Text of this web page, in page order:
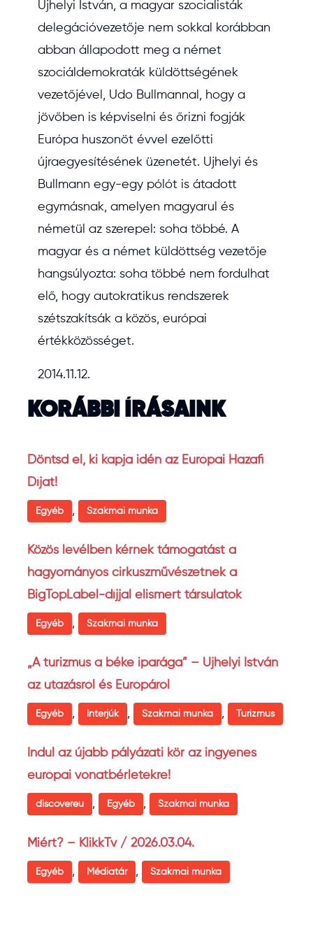
Ujhelyi István, a magyar szocialisták
delegációvezetője nem sokkal korábban
abban állapodott meg a német
szociáldemokraták küldöttségének
vezetőjével, Udo Bullmannal, hogy a
jövőben is képviselni és őrizni fogják
Európa huszonöt évvel ezelőtti
újraegyesítésének üzenetét. Ujhelyi és
Bullmann egy-egy pólót is átadott
egymásnak, amelyen magyarul és
németül az szerepel: soha többé. A
magyar és a német küldöttség vezetője
hangsúlyozta: soha többé nem fordulhat
elő, hogy autokratikus rendszerek
szétszakítsák a közös, európai
értékközösséget.
2014.11.12.
KORÁBBI ÍRÁSAINK
Döntsd el, ki kapja idén az Európai Hazafi
Díjat!
Egyéb , Szakmai munka
Közös levélben kérnek támogatást a
hagyományos cirkuszművészetnek a
BigTopLabel-díjjal elismert társulatok
Egyéb , Szakmai munka
„A turizmus a béke iparága” – Ujhelyi István
az utazásról és Európáról
Egyéb , Interjúk , Szakmai munka , Turizmus
Indul az újabb pályázati kör az ingyenes
európai vonatbérletekre!
discovereu , Egyéb , Szakmai munka
Miért? – KlikkTv / 2026.03.04.
Egyéb , Médiatár , Szakmai munka